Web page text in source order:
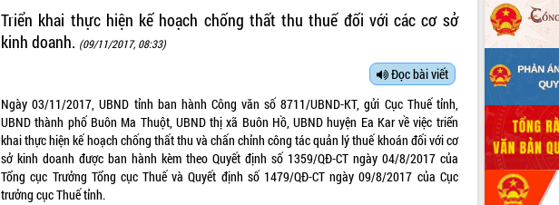
Triển khai thực hiện kế hoạch chống thất thu thuế đối với các cơ sở
kinh doanh. (09/11/2017, 08:33)
Đọc bài viết
Ngày 03/11/2017, UBND tỉnh ban hành Công văn số 8711/UBND-KT, gửi Cục Thuế tỉnh,
UBND thành phố Buôn Ma Thuột, UBND thị xã Buôn Hồ, UBND huyện Ea Kar về việc triển
khai thực hiện kế hoạch chống thất thu và chấn chỉnh công tác quản lý thuế khoán đối với cơ
sở kinh doanh được ban hành kèm theo Quyết định số 1359/QĐ-CT ngày 04/8/2017 của
Tổng cục Trưởng Tổng cục Thuế và Quyết định số 1479/QĐ-CT ngày 09/8/2017 của Cục
trưởng cục Thuế tỉnh.